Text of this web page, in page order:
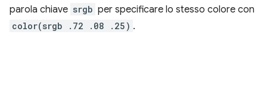
parola chiave srgb per specificare lo stesso colore con
color(srgb .72 .08 .25) .